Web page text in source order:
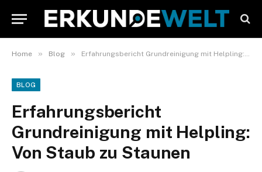
Home » Blog » Erfahrungsbericht Grundreinigung mit Helpling: Von Staub zu Staunen
BLOG
Erfahrungsbericht
Grundreinigung mit Helpling:
Von Staub zu Staunen